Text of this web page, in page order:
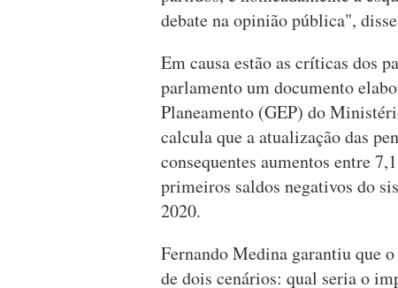
debate na opinião pública",
Em causa estão as críticas dos
parlamento um documento
Planeamento (GEP) do
calcula que a atualização das
consequentes aumentos entre
primeiros saldos negativos do
2020.
Fernando Medina garantiu que
de dois cenários: qual seria o